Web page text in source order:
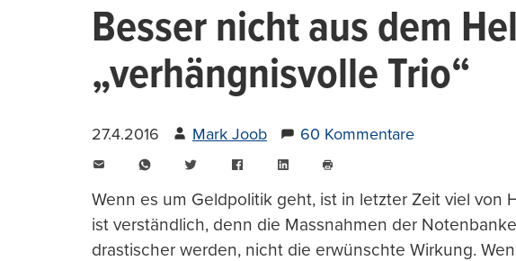
Besser nicht aus dem
„verhängnisvolle Trio“
27.4.2016 Mark Joob 60 Kommentare
WhatsAppTwitter FacebookLinkedIn
drucken
Wenn es um Geldpolitik geht, ist in letzter Zeit viel von
ist verständlich, denn die Massnahmen der
drastischer werden, nicht die erwünschte Wirkung.